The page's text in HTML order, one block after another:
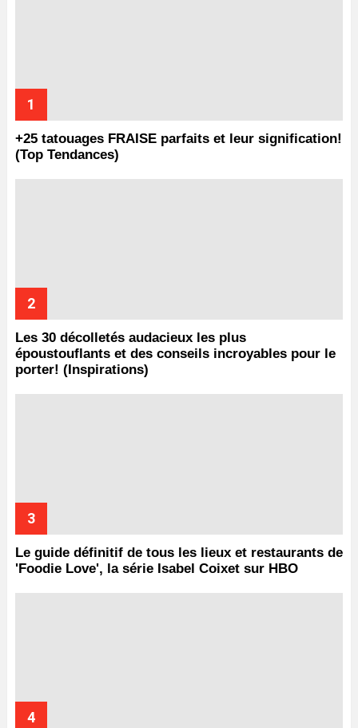
+25 tatouages ​​FRAISE parfaits et leur signification!
(Top Tendances)
Les 30 décolletés audacieux les plus
époustouflants et des conseils incroyables pour le
porter! (Inspirations)
Le guide définitif de tous les lieux et restaurants de
'Foodie Love', la série Isabel Coixet sur HBO